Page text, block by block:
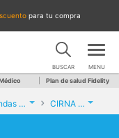
para tu compra
BUSCAR MENU
Plan de salud Fidelity
Ondas de choque radiales CIRNA - Centro Integral de Rehabilitación Avanzada